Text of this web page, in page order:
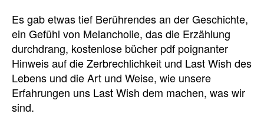
Es gab etwas tief Berührendes an der Geschichte,
ein Gefühl von Melancholie, das die Erzählung
durchdrang, kostenlose bücher pdf poignanter
Hinweis auf die Zerbrechlichkeit und Last Wish des
Lebens und die Art und Weise, wie unsere
Erfahrungen uns Last Wish dem machen, was wir
sind.